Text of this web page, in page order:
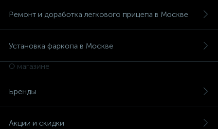
Ремонт и доработка легкового прицепа в Москве
Установка фаркопа в Москве
О магазине
Бренды
Акции и скидки